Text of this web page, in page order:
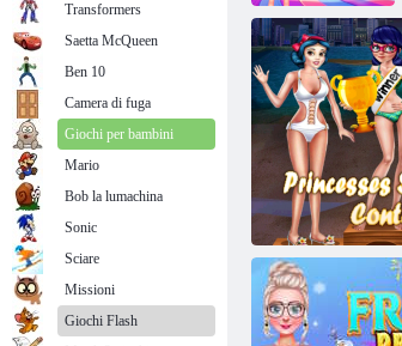
Plaid Parade
Challenge
Transformers
Saetta McQueen
Ben 10
Camera di fuga
Giochi per bambini
Mario
Bob la lumachina
Sonic
Sciare
Missioni
Giochi Flash